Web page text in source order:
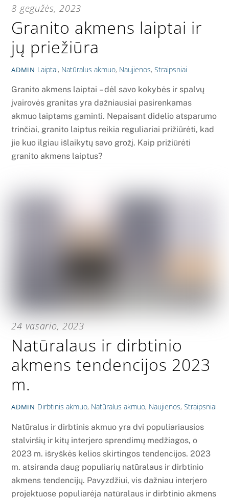
8 gegužės, 2023
Granito akmens laiptai ir
jų priežiūra
ADMIN Laiptai, Natūralus akmuo, Naujienos, Straipsniai
Granito akmens laiptai – dėl savo kokybės ir spalvų
įvairovės granitas yra dažniausiai pasirenkamas
akmuo laiptams gaminti. Nepaisant didelio atsparumo
trinčiai, granito laiptus reikia reguliariai prižiūrėti, kad
jie kuo ilgiau išlaikytų savo grožį. Kaip prižiūrėti
granito akmens laiptus?
24 vasario, 2023
Natūralaus ir dirbtinio
akmens tendencijos 2023
m.
ADMIN Dirbtinis akmuo, Natūralus akmuo, Naujienos, Straipsniai
Natūralus ir dirbtinis akmuo yra dvi populiariausios
stalviršių ir kitų interjero sprendimų medžiagos, o
2023 m. išryškės kelios skirtingos tendencijos. 2023
m. atsiranda daug populiarių natūralaus ir dirbtinio
akmens tendencijų. Pavyzdžiui, vis dažniau interjero
projektuose populiarėja natūralaus ir dirbtinio akmens